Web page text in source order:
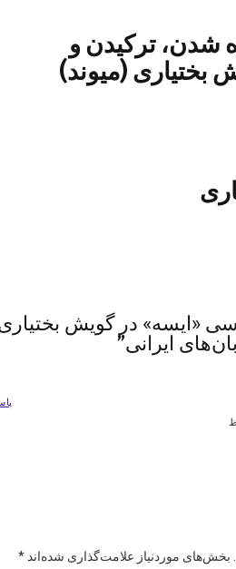
شدن، ترکیدن و
بختیاری (میوند)
«ایسه» در گویش
ایرانی”
بخش‌های موردنیاز علامت‌گذاری شده‌اند*